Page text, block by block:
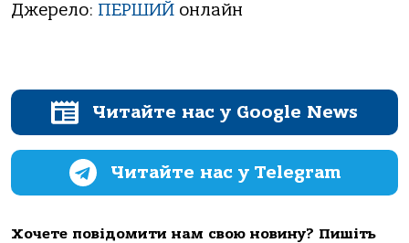
Джерело: ПЕРШИЙ онлайн
Читайте нас у Google News
Читайте нас у Telegram
Хочете повідомити нам свою новину? Пишіть